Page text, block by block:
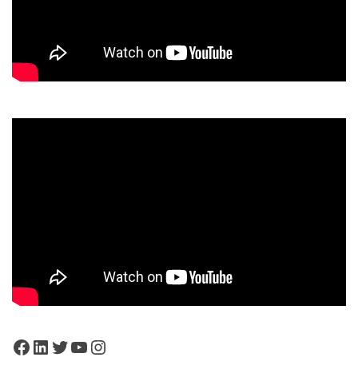
Facebook
LinkedIn
Twitter
YouTube
Instagram